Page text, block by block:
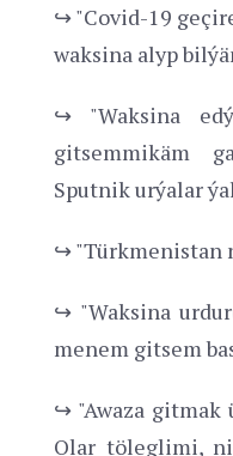
↪ "Covid-19
waksina alyp
↪ "Waksina
gitsemmikäm
Sputnik urýalar
↪ "Türkmenistan
↪ "Waksina
menem gitsem
↪ "Awaza
Olar töleglimi,